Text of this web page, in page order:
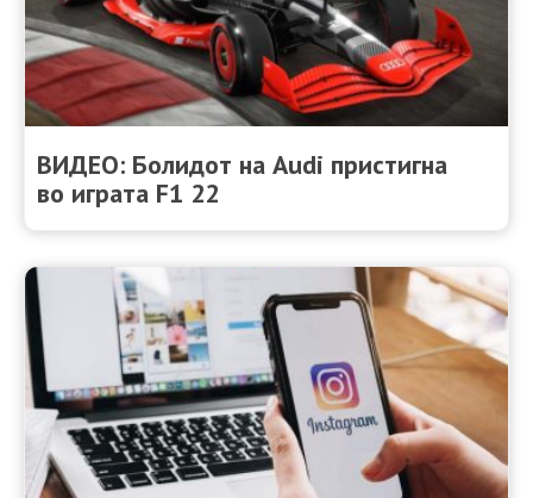
ВИДЕО: Болидот на Audi пристигна
во играта F1 22